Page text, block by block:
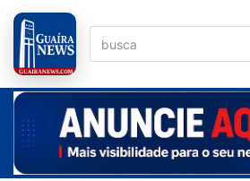
Pular
para
o
conteúdo